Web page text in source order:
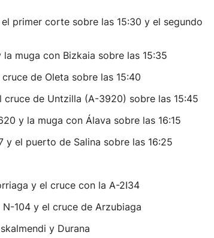
primer corte sobre las 15:30 y el segundo
muga con Bizkaia sobre las 15:35
de Oleta sobre las 15:40
de Untzilla (A-3920) sobre las 15:45
y la muga con Álava sobre las 16:15
el puerto de Salina sobre las 16:25
y el cruce con la A-2I34
104 y el cruce de Arzubiaga
y Durana